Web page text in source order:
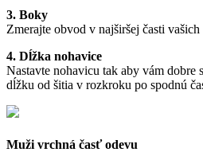
3. Boky
Zmerajte obvod v najširšej časti vašich
4. Dĺžka nohavice
Nastavte nohavicu tak aby vám dobre
dĺžku od šitia v rozkroku po spodnú
Muži vrchná časť odevu